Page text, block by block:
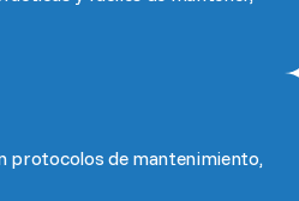
protocolos de mantenimiento,